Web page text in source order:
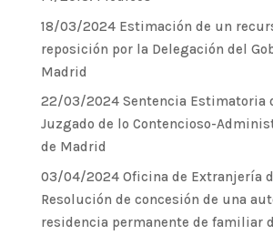
18/03/2024 Estimación de un
reposición por la Delegación del
Madrid
22/03/2024 Sentencia Estimatoria
Juzgado de lo Contencioso-
de Madrid
03/04/2024 Oficina de Extranjería
Resolución de concesión de una
residencia permanente de familiar